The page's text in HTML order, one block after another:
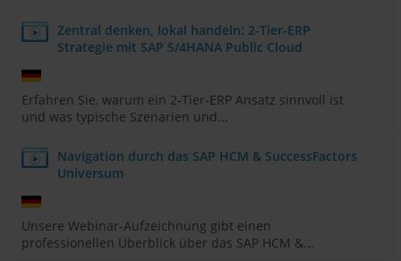
Zentral denken, lokal handeln: 2-Tier-ERP
Strategie mit SAP S/4HANA Public Cloud
Erfahren Sie, warum ein 2-Tier-ERP Ansatz sinnvoll ist
und was typische Szenarien und...
Navigation durch das SAP HCM & SuccessFactors
Universum
Unsere Webinar-Aufzeichnung gibt einen
professionellen Überblick über das SAP HCM &...